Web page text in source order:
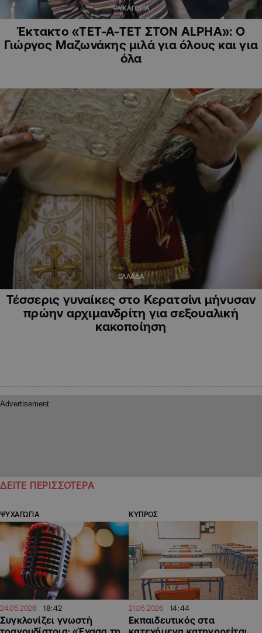
ΨΥΧΑΓΩΓΙΑ
Έκτακτο «ΤΕΤ-Α-ΤΕΤ ΣΤΟΝ ALPHA»: Ο
Γιώργος Μαζωνάκης μιλά για όλους και για
όλα
ΕΛΛΑΔΑ
Τέσσερις γυναίκες στο Κερατσίνι μήνυσαν
πρώην αρχιμανδρίτη για σεξουαλική
κακοποίηση
ΔΕΙΤΕ ΠΕΡΙΣΣΟΤΕΡΑ
ΨΥΧΑΓΩΓΙΑ
24.05.2026 18:42
Συγκλονίζει γνωστή
ΚΥΠΡΟΣ
21.05.2026 14:44
Εκπαιδευτικός στα